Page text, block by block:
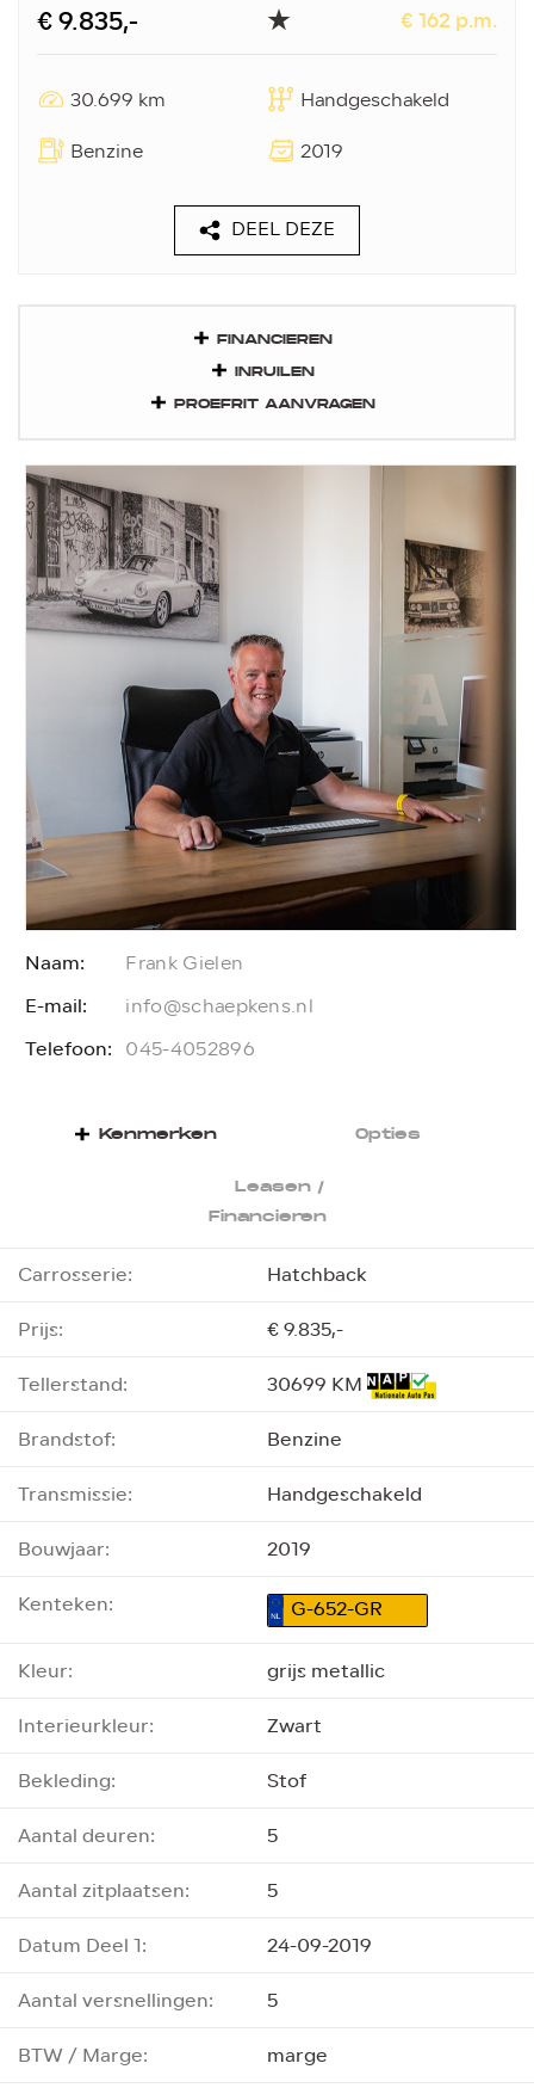
€ 9.835,- € 162 p.m.
30.699 km
Handgeschakeld
Benzine
2019
DEEL DEZE
FINANCIEREN
INRUILEN
PROEFRIT AANVRAGEN
Naam: Frank Gielen
E-mail: info@schaepkens.nl
Telefoon: 045-4052896
Kenmerken Opties
Leasen /
Financieren
Carrosserie:
Hatchback
Prijs:
€ 9.835,-
Tellerstand:
30699 KM
Brandstof:
Benzine
Transmissie:
Handgeschakeld
Bouwjaar:
2019
Kenteken:
G-652-GR
Kleur:
grijs metallic
Interieurkleur:
Zwart
Bekleding:
Stof
Aantal deuren:
5
Aantal zitplaatsen:
5
Datum Deel 1:
24-09-2019
Aantal versnellingen:
5
BTW / Marge:
marge